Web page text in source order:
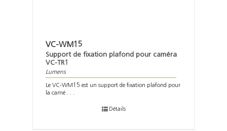
VC-WM15
Support de fixation plafond pour caméra
VC-TR1
Lumens
Le VC-WM15 est un support de fixation plafond pour
la camé . . .
Détails